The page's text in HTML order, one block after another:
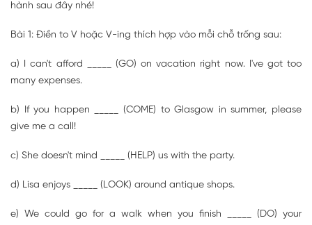
hành sau đây nhé!
Bài 1: Điền to V hoặc V-ing thích hợp vào mỗi chỗ trống sau:
a) I can't afford _____ (GO) on vacation right now. I've got too
many expenses.
b) If you happen _____ (COME) to Glasgow in summer, please
give me a call!
c) She doesn't mind _____ (HELP) us with the party.
d) Lisa enjoys _____ (LOOK) around antique shops.
e) We could go for a walk when you finish _____ (DO) your